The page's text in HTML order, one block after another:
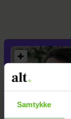
Samtykke